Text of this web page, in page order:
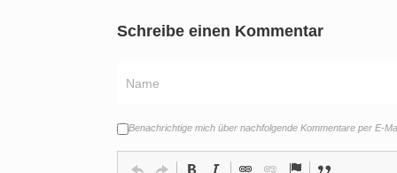
Schreibe einen Kommentar
Benachrichtige mich über nachfolgende Kommentare per E-